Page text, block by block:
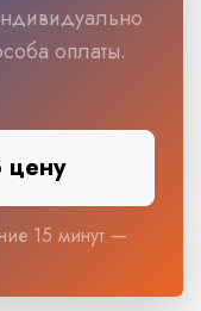
оплаты.
цену
15 минут —